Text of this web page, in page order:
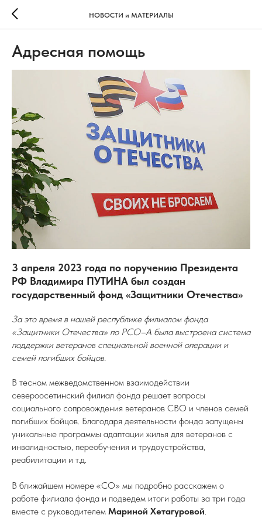
НОВОСТИ и МАТЕРИАЛЫ
Адресная помощь
3 апреля 2023 года по поручению Президента
РФ Владимира ПУТИНА был создан
государственный фонд «Защитники Отечества»
За это время в нашей республике филиалом фонда
«Защитники Отечества» по РСО–А была выстроена система
поддержки ветеранов специальной военной операции и
семей погибших бойцов.
В тесном межведомственном взаимодействии
североосетинский филиал фонда решает вопросы
социального сопровождения ветеранов СВО и членов семей
погибших бойцов. Благодаря деятельности фонда запущены
уникальные программы адаптации жилья для ветеранов с
инвалидностью, переобучения и трудоустройства,
реабилитации и т.д.
В ближайшем номере «СО» мы подробно расскажем о
работе филиала фонда и подведем итоги работы за три года
вместе с руководителем Мариной Хетагуровой.